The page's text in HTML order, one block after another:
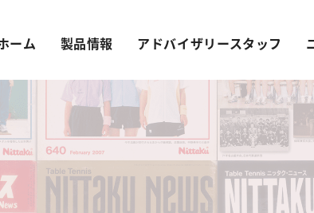
ーム 製品情報 アドバイザリースタッフ